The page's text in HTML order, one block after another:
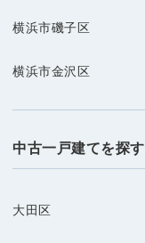
横浜市磯子区
横浜市金沢区
中古一戸建てを探す
大田区